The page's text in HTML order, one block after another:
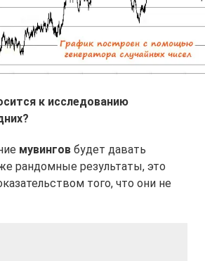
к исследованию
мувингов будет давать
рандомные результаты, это
того, что они не